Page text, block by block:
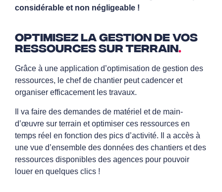
considérable et non négligeable !
Optimisez la gestion de vos
ressources sur terrain.
Grâce à une application d’optimisation de gestion des
ressources, le chef de chantier peut cadencer et
organiser efficacement les travaux.
Il va faire des demandes de matériel et de main-
d’œuvre sur terrain et optimiser ces ressources en
temps réel en fonction des pics d’activité. Il a accès à
une vue d’ensemble des données des chantiers et des
ressources disponibles des agences pour pouvoir
louer en quelques clics !